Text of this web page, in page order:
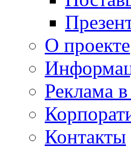
О проекте
Реклама
Контакты